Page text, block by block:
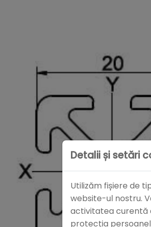
Detalii și setări
Utilizăm fișiere de
website-ul nostru.
activitatea curentă
protecția